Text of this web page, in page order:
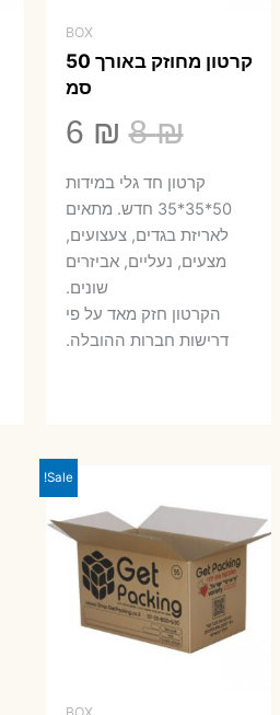
BOX
קרטון מחוזק באורך 50
סמ
8₪
המחיר
המקורי
היה:
8 ₪.
6 ₪
קרטון חד גלי במידות
50*35*35 חדש. מתאים
לאריזת בגדים, צעצועים,
מצעים, נעליים, אביזרים
שונים.
הקרטון חזק מאד על פי
דרישות חברות ההובלה.
Sale!